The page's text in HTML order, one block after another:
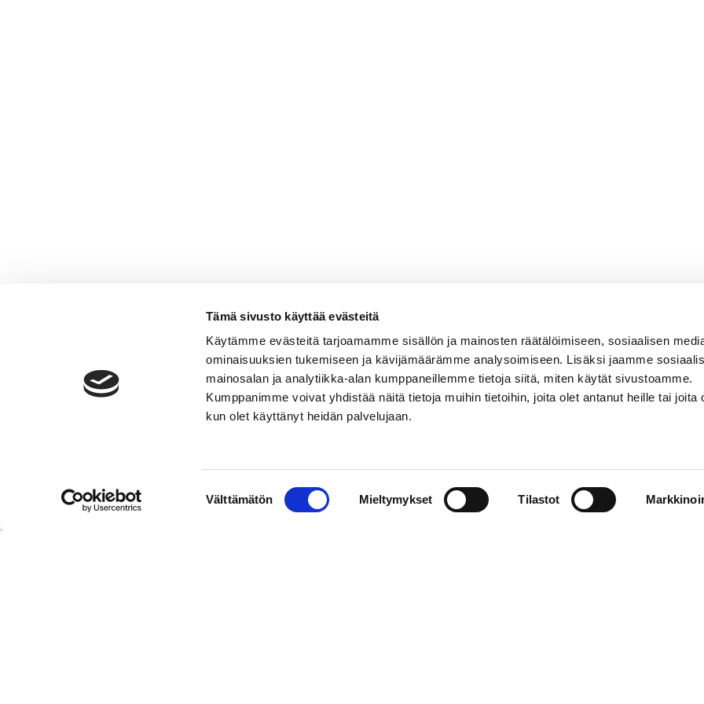
Tämä sivusto käyttää evästeitä
Käytämme evästeitä tarjoamamme sisällön ja mainosten räätälöimiseen, sosiaalisen
ominaisuuksien tukemiseen ja kävijämäärämme analysoimiseen. Lisäksi jaamme
mainosalan ja analytiikka-alan kumppaneillemme tietoja siitä, miten käytät sivustoamme.
Kumppanimme voivat yhdistää näitä tietoja muihin tietoihin, joita olet antanut heille tai joita
kun olet käyttänyt heidän palvelujaan.
Välttämätön Mieltymykset Tilastot